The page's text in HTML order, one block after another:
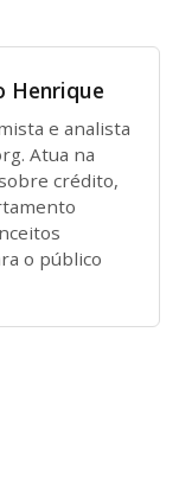
Henrique
e analista
Atua na
crédito,
o público